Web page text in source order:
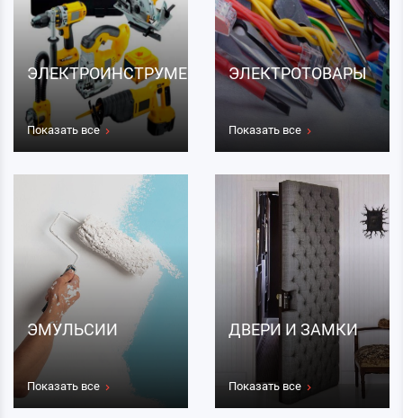
ЭЛЕКТРОИНСТРУМЕНТЫ
Показать все
ЭЛЕКТРОТОВАРЫ
Показать все
ЭМУЛЬСИИ
Показать все
ДВЕРИ И ЗАМКИ
Показать все